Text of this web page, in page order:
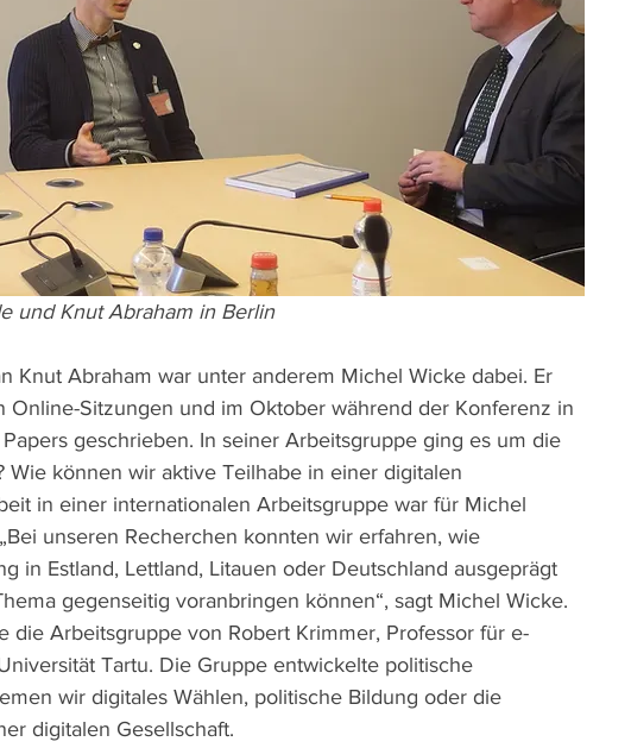
und Knut Abraham in Berlin
Knut Abraham war unter anderem Michel Wicke dabei. Er
Online-Sitzungen und im Oktober während der Konferenz in
geschrieben. In seiner Arbeitsgruppe ging es um die
Wie können wir aktive Teilhabe in einer digitalen
in einer internationalen Arbeitsgruppe war für Michel
unseren Recherchen konnten wir erfahren, wie
in Estland, Lettland, Litauen oder Deutschland ausgeprägt
gegenseitig voranbringen können“, sagt Michel Wicke.
die Arbeitsgruppe von Robert Krimmer, Professor für e-
Tartu. Die Gruppe entwickelte politische
wir digitales Wählen, politische Bildung oder die
digitalen Gesellschaft.